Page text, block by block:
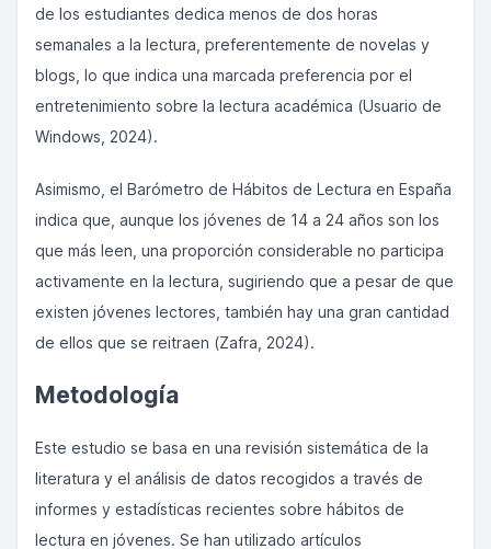
de los estudiantes dedica menos de dos horas
semanales a la lectura, preferentemente de novelas y
blogs, lo que indica una marcada preferencia por el
entretenimiento sobre la lectura académica (Usuario de
Windows, 2024).
Asimismo, el Barómetro de Hábitos de Lectura en España
indica que, aunque los jóvenes de 14 a 24 años son los
que más leen, una proporción considerable no participa
activamente en la lectura, sugiriendo que a pesar de que
existen jóvenes lectores, también hay una gran cantidad
de ellos que se reitraen (Zafra, 2024).
Metodología
Este estudio se basa en una revisión sistemática de la
literatura y el análisis de datos recogidos a través de
informes y estadísticas recientes sobre hábitos de
lectura en jóvenes. Se han utilizado artículos